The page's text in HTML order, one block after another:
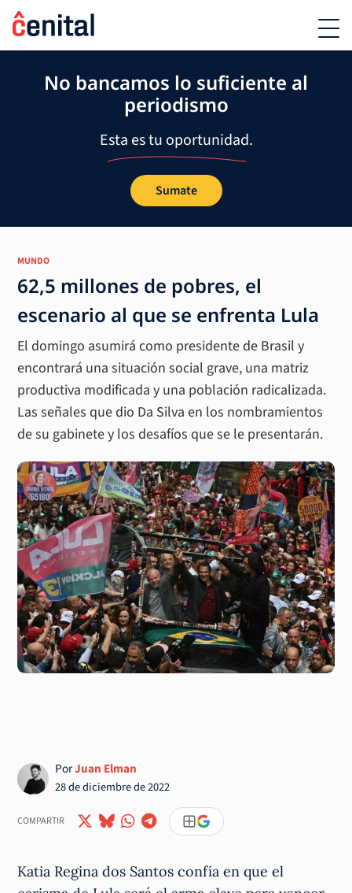
No bancamos lo suficiente al
periodismo
Esta es tu oportunidad.
Sumate
MUNDO
62,5 millones de pobres, el
escenario al que se enfrenta Lula
El domingo asumirá como presidente de Brasil y
encontrará una situación social grave, una matriz
productiva modificada y una población radicalizada.
Las señales que dio Da Silva en los nombramientos
de su gabinete y los desafíos que se le presentarán.
PorJuan Elman
28 de diciembre de 2022
COMPARTIR
Katia Regina dos Santos confía en que el